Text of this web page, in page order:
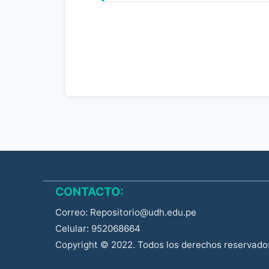
CONTACTO:
Correo: Repositorio@udh.edu.pe
Celular: 952068664
Copyright © 2022. Todos los derechos